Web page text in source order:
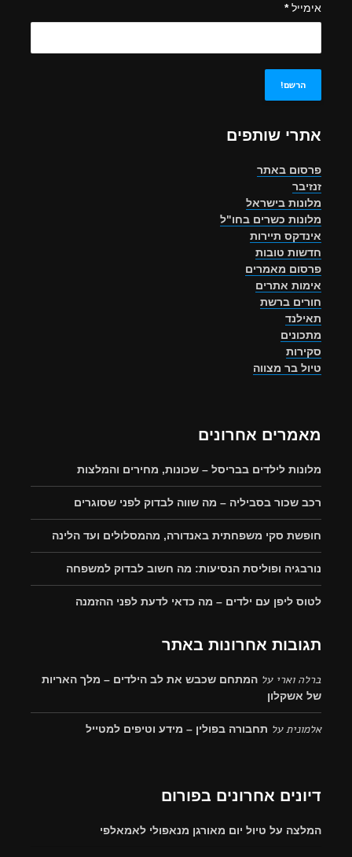
אימייל*
אתרי שותפים
פרסום באתר
זנזיבר
מלונות בישראל
מלונות כשרים בחו"ל
אינדקס תיירות
חדשות טובות
פרסום מאמרים
אימות אתרים
חורים ברשת
תאילנד
מתכונים
סקירות
טיול בר מצווה
מאמרים אחרונים
מלונות לילדים בבריסל – שכונות, מחירים והמלצות
רכב שכור בסביליה – מה שווה לבדוק לפני שסוגרים
חופשת סקי משפחתית באנדורה, מהמסלולים ועד הלינה
נורבגיה ופוליסת הנסיעות: מה חשוב לבדוק למשפחה
לטוס ליפן עם ילדים – מה כדאי לדעת לפני ההזמנה
תגובות אחרונות באתר
ברלה וארי על המתחם שכבש את לב הילדים – מלך האריות
של אשקלון
אלמוניתעל תחבורה בפולין – מידע וטיפים למטייל
דיונים אחרונים בפורום
המלצה על טיול יום מאורגן מנאפולי לאמאלפי